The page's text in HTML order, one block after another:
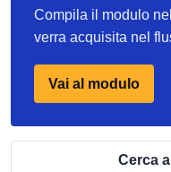
Compila il modulo
verra acquisita nel
Vai al modulo
Cerca